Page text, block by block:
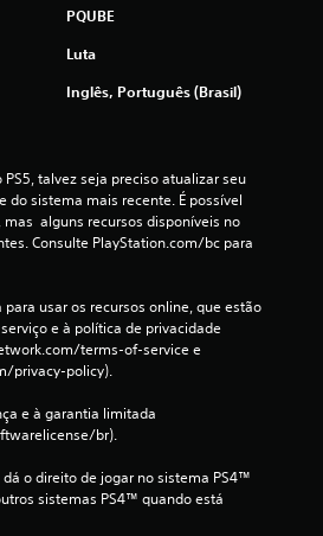
PQUBE
Luta
Inglês, Português (Brasil)
PS5, talvez seja preciso atualizar seu
do sistema mais recente. É possível
mas  alguns recursos disponíveis no
Consulte PlayStation.com/bc para
para usar os recursos online, que estão
e à política de privacidade
terms-of-service e
privacy-policy).
e à garantia limitada
br).
o direito de jogar no sistema PS4™
sistemas PS4™ quando está